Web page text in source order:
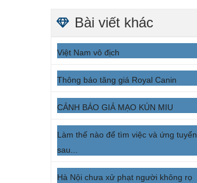
Bài viết khác
Việt Nam vô địch
Thông báo tăng giá Royal Canin
CẢNH BÁO GIẢ MẠO KÚN MIU
Làm thế nào để tìm việc và ứng tuyển
sau...
Hà Nội chưa xử phạt người không rọ